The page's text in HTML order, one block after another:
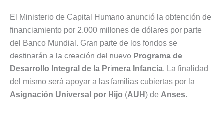
El Ministerio de Capital Humano anunció la obtención de
financiamiento por 2.000 millones de dólares por parte
del Banco Mundial. Gran parte de los fondos se
destinarán a la creación del nuevo Programa de
Desarrollo Integral de la Primera Infancia. La finalidad
del mismo será apoyar a las familias cubiertas por la
Asignación Universal por Hijo (AUH ) de Anses.